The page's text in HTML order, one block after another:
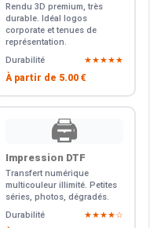
Rendu 3D premium, très
durable. Idéal logos
corporate et tenues de
représentation.
Durabilité
★★★★★
À partir de 5.00 €
🖨️
Impression DTF
Transfert numérique
multicouleur illimité. Petites
séries, photos, dégradés.
Durabilité
★★★★☆